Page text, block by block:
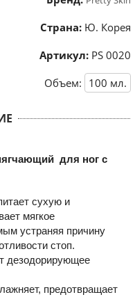
Страна: Ю. Корея
Артикул: PS 0020
Объем: 100 мл.
для ног с
сухую и
мягкое
устраняя причину
стоп.
дезодорирующее
предотвращает